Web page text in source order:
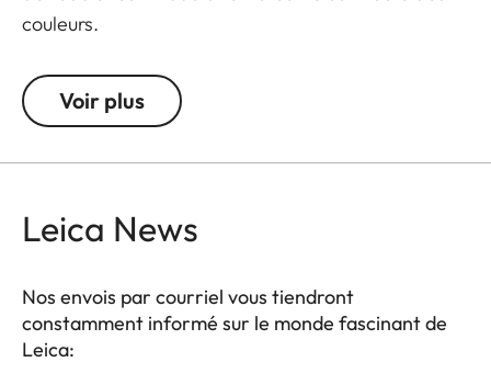
couleurs.
Voir plus
Leica News
Nos envois par courriel vous tiendront
constamment informé sur le monde fascinant de
Leica: